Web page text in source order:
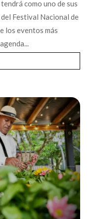
como uno de sus
Festival Nacional de
los eventos más